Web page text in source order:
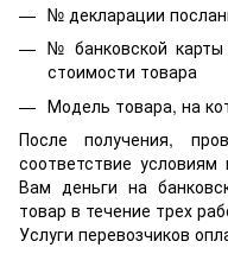
№ декларации
№ банковской карты
стоимости товара
Модель товара, на
После получения,
соответствие
Вам деньги на
товар в течение трех
Услуги перевозчиков